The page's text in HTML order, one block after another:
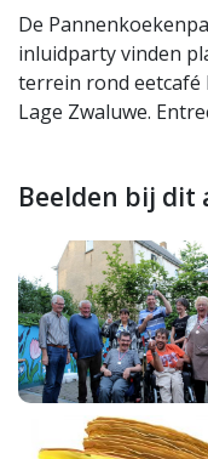
De
inluidparty vinden
terrein rond eetcafé
Lage Zwaluwe.
Beelden bij dit